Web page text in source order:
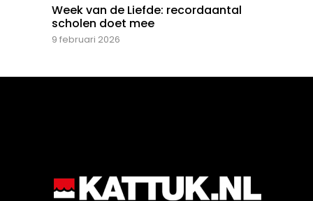
Week van de Liefde: recordaantal
scholen doet mee
9 februari 2026